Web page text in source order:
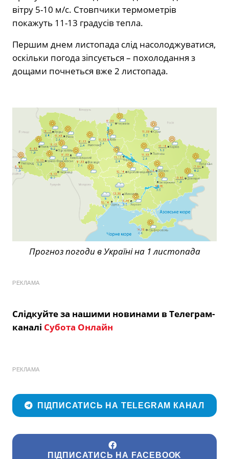
вітру 5-10 м/с. Стовпчики термометрів
покажуть 11-13 градусів тепла.
Першим днем листопада слід насолоджуватися,
оскільки погода зіпсується – похолодання з
дощами почнеться вже 2 листопада.
Прогноз погоди в Україні на 1 листопада
РЕКЛАМА
Слідкуйте за нашими новинами в Телеграм-
каналі Субота Онлайн
РЕКЛАМА
ПІДПИСАТИСЬ НА TELEGRAM КАНАЛ
ПІДПИСАТИСЬ НА FACEBOOK